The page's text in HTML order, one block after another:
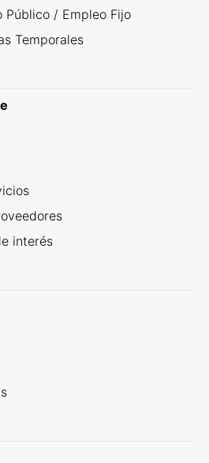
Público / Empleo Fijo
Temporales
interés